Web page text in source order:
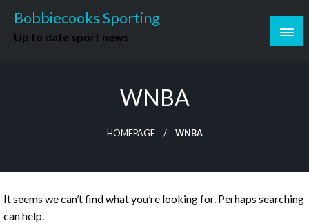
content
Bobbiecooks Sporting
Up to date sport news
WNBA
HOMEPAGE WNBA
It seems we can’t find what you’re looking for. Perhaps searching
can help.